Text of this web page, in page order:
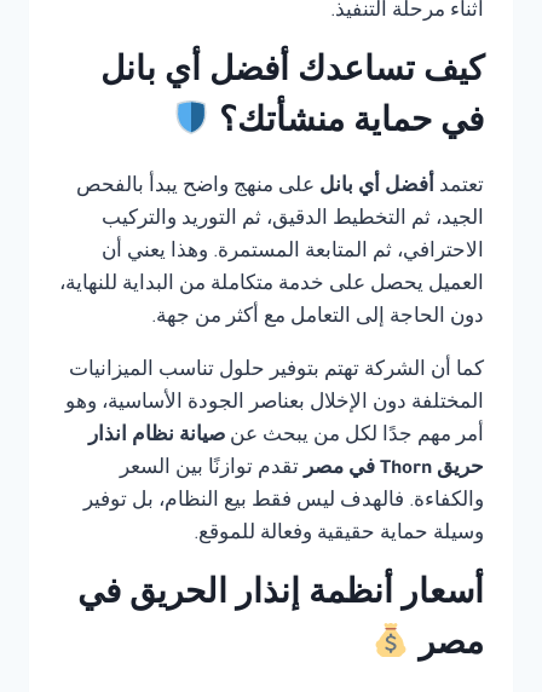
أثناء مرحلة التنفيذ.
كيف تساعدك أفضل أي بانل
في حماية منشأتك؟
تعتمد أفضل أي بانل على منهج واضح يبدأ بالفحص
الجيد، ثم التخطيط الدقيق، ثم التوريد والتركيب
الاحترافي، ثم المتابعة المستمرة. وهذا يعني أن
العميل يحصل على خدمة متكاملة من البداية للنهاية،
دون الحاجة إلى التعامل مع أكثر من جهة.
كما أن الشركة تهتم بتوفير حلول تناسب الميزانيات
المختلفة دون الإخلال بعناصر الجودة الأساسية، وهو
أمر مهم جدًا لكل من يبحث عن صيانة نظام انذار
حريق Thorn في مصر
تقدم توازنًا بين السعر
والكفاءة. فالهدف ليس فقط بيع النظام، بل توفير
وسيلة حماية حقيقية وفعالة للموقع.
أسعار أنظمة إنذار الحريق في
مصر